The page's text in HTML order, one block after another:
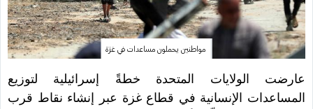
مواطنين يحملون مساعدات في غزة
عارضت الولايات المتحدة خطةً إسرائيلية لتوزيع
المساعدات الإنسانية في قطاع غزة عبر إنشاء نقاط قرب